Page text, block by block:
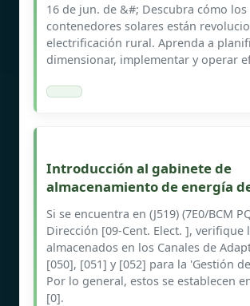
16 de jun. de &#; Descubra cómo los
contenedores solares están
electrificación rural. Aprenda a
dimensionar, implementar y operar
Introducción al gabinete de
almacenamiento de energía
Si se encuentra en (J519) (7E0/BCM
Dirección [09-Cent. Elect. ], verifique
almacenados en los Canales de
[050], [051] y [052] para la 'Gestión
Por lo general, estos se establecen
[0].